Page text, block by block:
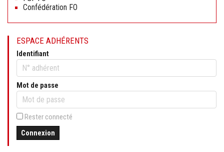
Confédération FO
ESPACE ADHÉRENTS
Identifiant
Mot de passe
Rester connecté
Connexion